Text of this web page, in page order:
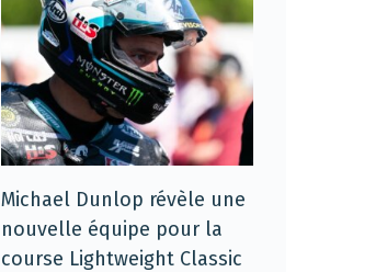
Michael Dunlop révèle une
nouvelle équipe pour la
course Lightweight Classic